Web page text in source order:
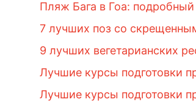
Пляж Бага в Гоа:
7 лучших поз со
9 лучших вегетарианских
Лучшие курсы подготовки
Лучшие курсы подготовки